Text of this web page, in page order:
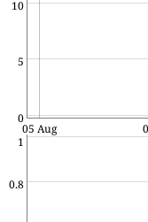
0
5
10
05 Aug
0.8
1